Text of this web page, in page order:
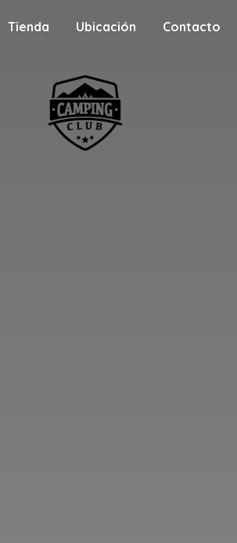
Tienda Ubicación Contacto